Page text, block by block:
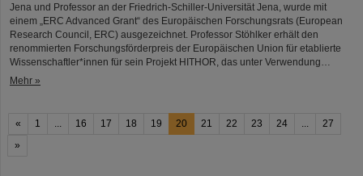
Jena und Professor an der Friedrich-Schiller-Universität Jena, wurde mit
einem „ERC Advanced Grant“ des Europäischen Forschungsrats (European
Research Council, ERC) ausgezeichnet. Professor Stöhlker erhält den
renommierten Forschungsförderpreis der Europäischen Union für etablierte
Wissenschaftler*innen für sein Projekt HITHOR, das unter Verwendung…
Mehr »
« 1 16 17 18 19 20 21 22 23 24
27
»